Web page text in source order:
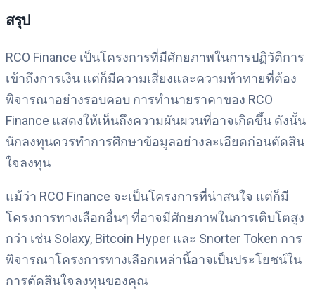
สรุป
RCO Finance เป็นโครงการที่มีศักยภาพในการปฏิวัติการ
เข้าถึงการเงิน แต่ก็มีความเสี่ยงและความท้าทายที่ต้อง
พิจารณาอย่างรอบคอบ การทำนายราคาของ RCO
Finance แสดงให้เห็นถึงความผันผวนที่อาจเกิดขึ้น ดังนั้น
นักลงทุนควรทำการศึกษาข้อมูลอย่างละเอียดก่อนตัดสิน
ใจลงทุน
แม้ว่า RCO Finance จะเป็นโครงการที่น่าสนใจ แต่ก็มี
โครงการทางเลือกอื่นๆ ที่อาจมีศักยภาพในการเติบโตสูง
กว่า เช่น Solaxy, Bitcoin Hyper และ Snorter Token การ
พิจารณาโครงการทางเลือกเหล่านี้อาจเป็นประโยชน์ใน
การตัดสินใจลงทุนของคุณ